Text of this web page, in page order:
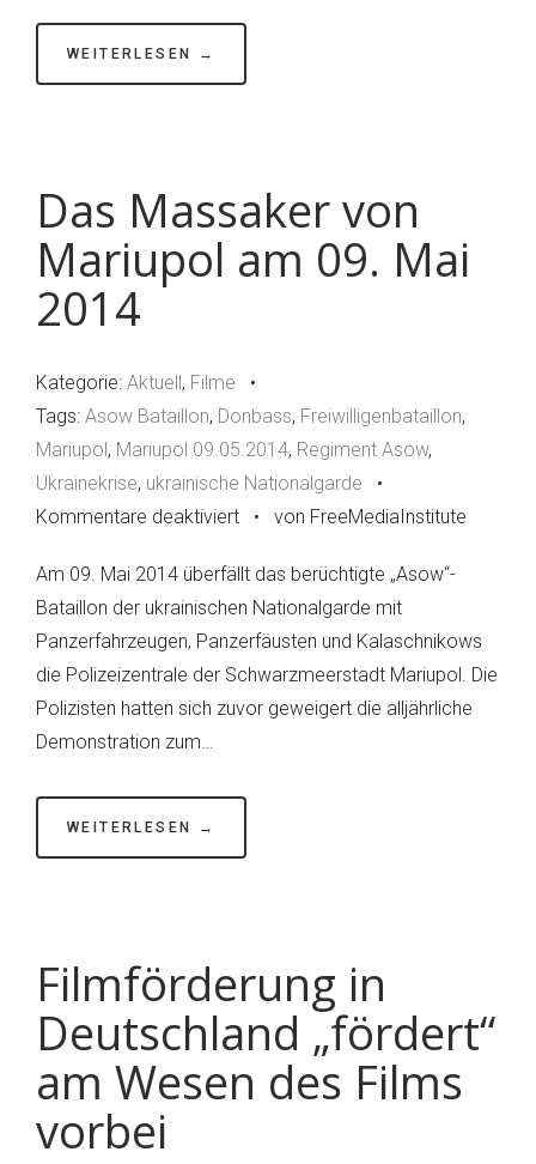
WEITERLESEN →
Das Massaker von
Mariupol am 09. Mai
2014
Kategorie: Aktuell, Filme •
Tags: Asow Bataillon, Donbass, Freiwilligenbataillon,
Mariupol, Mariupol 09.05.2014, Regiment Asow,
Ukrainekrise, ukrainische Nationalgarde •
Kommentare deaktiviert für
Massaker
von
Mariupol
am
09.
• von FreeMediaInstitute
Am 09. Mai 2014 überfällt das berüchtigte „Asow“-
Bataillon der ukrainischen Nationalgarde mit
Panzerfahrzeugen, Panzerfäusten und Kalaschnikows
die Polizeizentrale der Schwarzmeerstadt Mariupol. Die
Polizisten hatten sich zuvor geweigert die alljährliche
Demonstration zum…
WEITERLESEN →
Filmförderung in
Deutschland „fördert“
am Wesen des Films
vorbei